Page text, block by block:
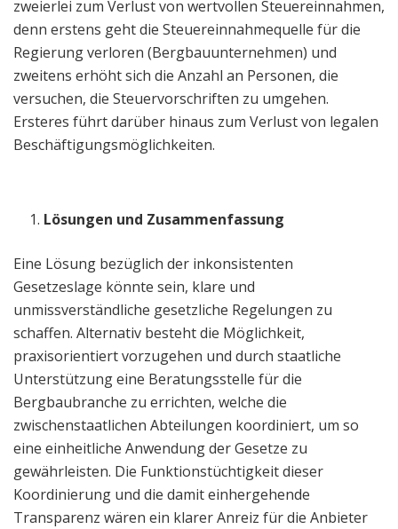
zweierlei zum Verlust von wertvollen Steuereinnahmen,
denn erstens geht die Steuereinnahmequelle für die
Regierung verloren (Bergbauunternehmen) und
zweitens erhöht sich die Anzahl an Personen, die
versuchen, die Steuervorschriften zu umgehen.
Ersteres führt darüber hinaus zum Verlust von legalen
Beschäftigungsmöglichkeiten.
Lösungen und Zusammenfassung
Eine Lösung bezüglich der inkonsistenten
Gesetzeslage könnte sein, klare und
unmissverständliche gesetzliche Regelungen zu
schaffen. Alternativ besteht die Möglichkeit,
praxisorientiert vorzugehen und durch staatliche
Unterstützung eine Beratungsstelle für die
Bergbaubranche zu errichten, welche die
zwischenstaatlichen Abteilungen koordiniert, um so
eine einheitliche Anwendung der Gesetze zu
gewährleisten. Die Funktionstüchtigkeit dieser
Koordinierung und die damit einhergehende
Transparenz wären ein klarer Anreiz für die Anbieter